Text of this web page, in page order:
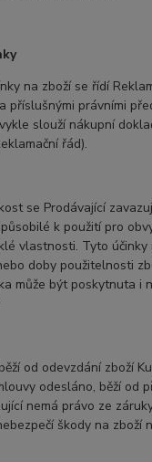
na zboží se řídí
příslušnými právními
slouží nákupní
řád).
se Prodávající
k použití pro
vlastnosti. Tyto účinky
doby použitelnosti
může být poskytnuta i
od odevzdání zboží
odesláno, běží od
nemá právo ze
škody na zboží